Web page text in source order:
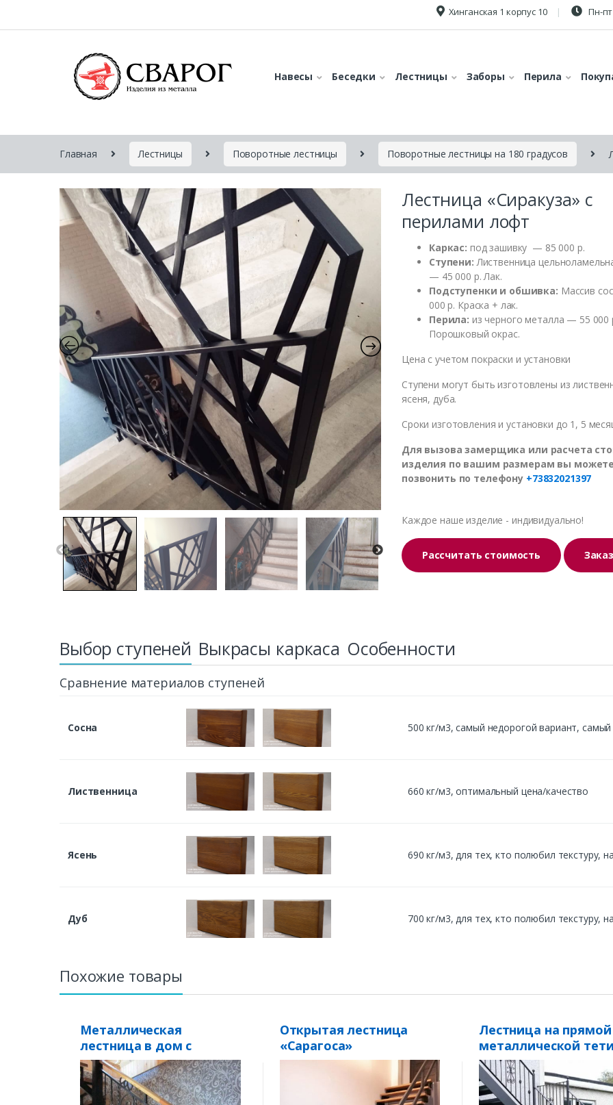
Хинганская 1 корпус 10 Пн-пт
Навесы Беседки Лестницы Заборы Перила
Главная Лестницы Поворотные лестницы Поворотные лестницы на 180 градусов
Лестница «Сиракуза» с
перилами лофт
Каркас: под зашивку — 85 000 р.
Ступени: Лиственница
— 45 000 р. Лак.
Подступенки и обшивка: Массив
000 р. Краска + лак.
Перила: из черного металла — 55 000
Порошковый окрас.
Цена с учетом покраски и установки
Ступени могут быть изготовлены из
ясеня, дуба.
Сроки изготовления и установки до 1, 5
Для вызова замерщика или расчета
изделия по вашим размерам вы можете
позвонить по телефону +73832021397
Каждое наше изделие - индивидуально!
Рассчитать стоимость
Выбор ступеней Выкрасы каркаса Особенности
Сравнение материалов ступеней
Сосна 500 кг/м3, cамый недорогой вариант,
Лиственница 660 кг/м3, оптимальный цена/качество
Ясень 690 кг/м3, для тех, кто полюбил текстуру,
Дуб 700 кг/м3, для тех, кто полюбил текстуру,
Похожие товары
Металлическая
лестница в дом с
элементами ковки
Открытая лестница
«Сарагоса»
Лестница на прямой
металлической
«ЛЕС-04»